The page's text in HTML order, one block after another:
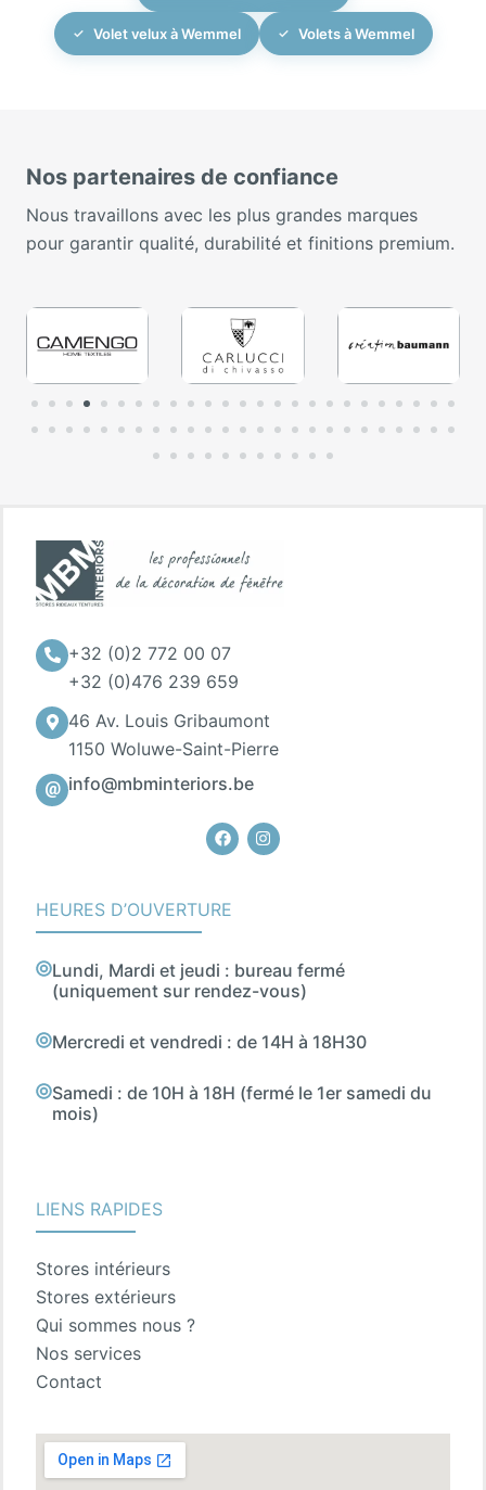
Volet velux à Wemmel Volets à Wemmel
Nos partenaires de confiance
Nous travaillons avec les plus grandes marques
pour garantir qualité, durabilité et finitions premium.
+32 (0)2 772 00 07
+32 (0)476 239 659
46 Av. Louis Gribaumont
1150 Woluwe-Saint-Pierre
info@mbminteriors.be
FacebookInstagram
HEURES D’OUVERTURE
Lundi, Mardi et jeudi : bureau fermé
(uniquement sur rendez-vous)
Mercredi et vendredi : de 14H à 18H30
Samedi : de 10H à 18H (fermé le 1er samedi du
mois)
LIENS RAPIDES
Stores intérieurs
Stores extérieurs
Qui sommes nous ?
Nos services
Contact